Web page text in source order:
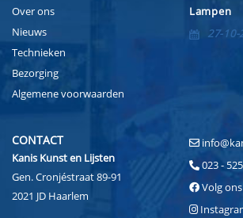
Over ons
Nieuws
Technieken
Bezorging
Algemene voorwaarden
Lampen
27-10-
CONTACT
Kanis Kunst en Lijsten
Gen. Cronjéstraat 89-91
2021 JD Haarlem
023 -
Volg